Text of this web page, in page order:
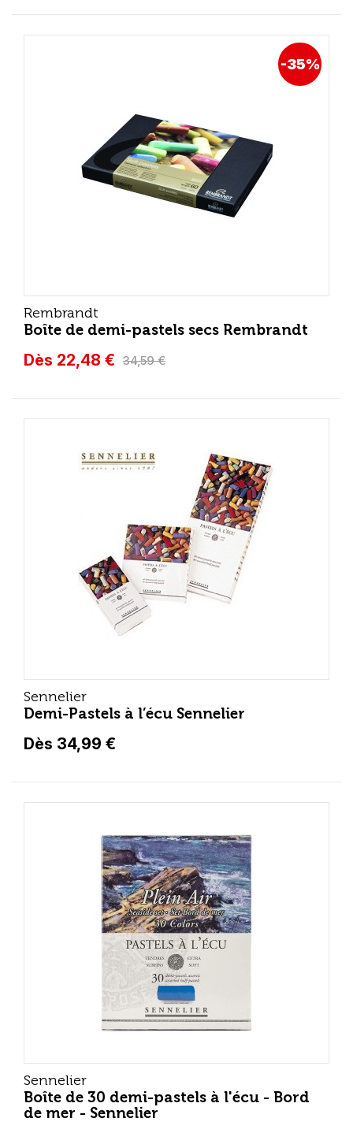
Rembrandt
Boîte de demi-pastels secs Rembrandt
Dès 22,48 € 34,59 €
-35%
Sennelier
Demi-Pastels à l’écu Sennelier
Dès 34,99 €
Sennelier
Boîte de 30 demi-pastels à l'écu - Bord
de mer - Sennelier